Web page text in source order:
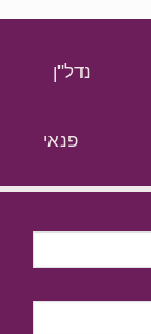
נדל"ן
פנאי